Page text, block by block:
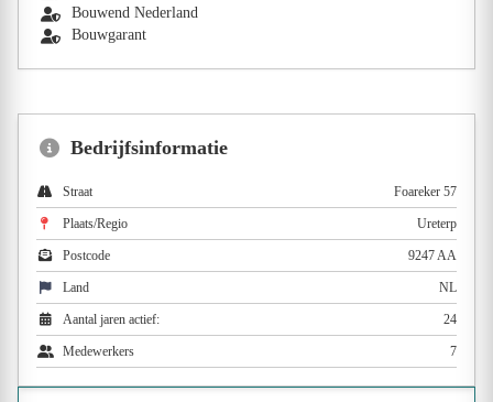
Bouwend Nederland
Bouwgarant
Bedrijfsinformatie
Straat Foareker 57
Plaats/Regio Ureterp
Postcode 9247 AA
Land NL
Aantal jaren actief: 24
Medewerkers 7